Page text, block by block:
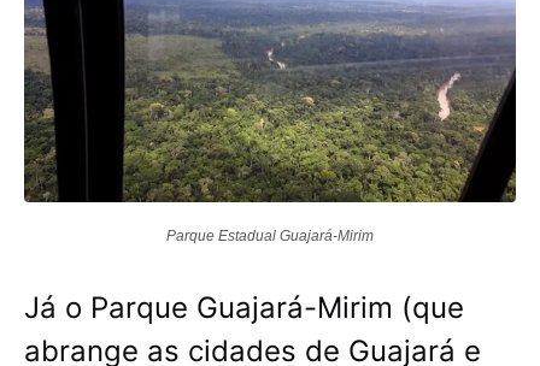
Parque Estadual Guajará-Mirim
Já o Parque Guajará-Mirim (que
abrange as cidades de Guajará e